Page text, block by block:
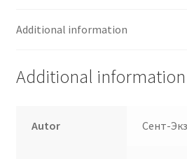
Additional information
Additional information
Autor Сент-